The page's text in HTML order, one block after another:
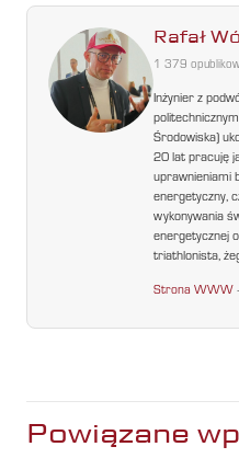
Rafał
1 379
Inżynier z
Środowiska)
20 lat pracuję
uprawnieniami
energetyczny,
wykonywania
energetycznej
triathlonista,
Strona WWW
Powiązane